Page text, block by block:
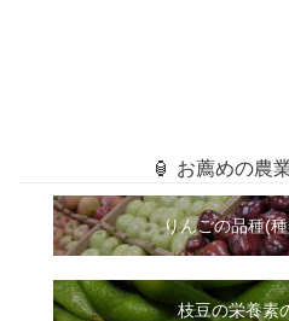
🏮 お薦めの農
りんごの品種(
枝豆の栄養素